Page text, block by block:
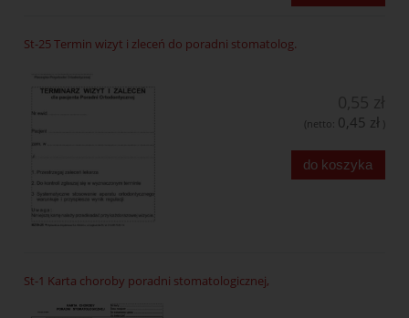
St-25 Termin wizyt i zleceń do poradni stomatolog.
(netto: 0,45 zł )
do koszyka
St-1 Karta choroby poradni stomatologicznej,